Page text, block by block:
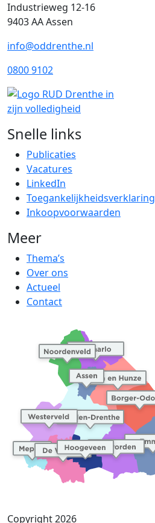
Industrieweg 12-16
9403 AA Assen
info@oddrenthe.nl
0800 9102
Snelle links
Publicaties
Vacatures
LinkedIn
Toegankelijkheidsverklaring
Inkoopvoorwaarden
Meer
Thema’s
Over ons
Actueel
Contact
Copyright 2026